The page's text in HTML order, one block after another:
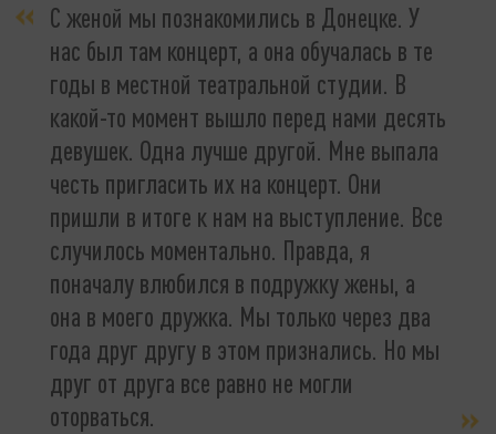
С женой мы познакомились в Донецке. У
нас был там концерт, а она обучалась в те
годы в местной театральной студии. В
какой-то момент вышло перед нами десять
девушек. Одна лучше другой. Мне выпала
честь пригласить их на концерт. Они
пришли в итоге к нам на выступление. Все
случилось моментально. Правда, я
поначалу влюбился в подружку жены, а
она в моего дружка. Мы только через два
года друг другу в этом признались. Но мы
друг от друга все равно не могли
оторваться.